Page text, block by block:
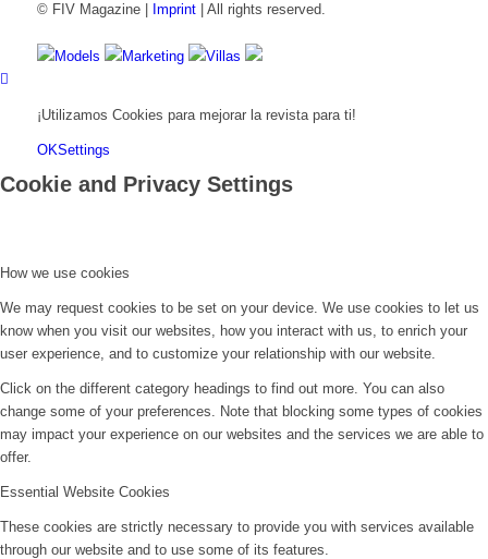
© FIV Magazine | Imprint| All rights reserved.
Models Marketing Villas
¡Utilizamos Cookies para mejorar la revista para ti!
OKSettings
Cookie and Privacy Settings
How we use cookies
We may request cookies to be set on your device. We use cookies to let us
know when you visit our websites, how you interact with us, to enrich your
user experience, and to customize your relationship with our website.
Click on the different category headings to find out more. You can also
change some of your preferences. Note that blocking some types of cookies
may impact your experience on our websites and the services we are able to
offer.
Essential Website Cookies
These cookies are strictly necessary to provide you with services available
through our website and to use some of its features.